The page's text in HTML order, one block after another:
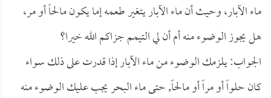
ماء الآبار، وحيث أن ماء الآبار يتغير طعمه إما يكون مالحاً أو مر،
هل يجوز الوضوء منه أم أن لي التيمم جزاكم الله خيرا؟
الجواب: يلزمك الوضوء من ماء الآبار إذا قدرت على ذلك سواء
كان حلواً أو مراً أو مالحاً, حتى ماء البحر يجب عليك الوضوء منه